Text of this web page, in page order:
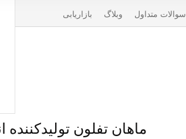
سوالات متداول وبلاگ بازاریابی
ماهان تفلون